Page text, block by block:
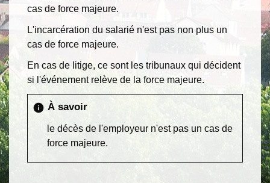
cas de force majeure.
L'incarcération du salarié n'est pas non plus un
cas de force majeure.
En cas de litige, ce sont les tribunaux qui décident
si l'événement relève de la force majeure.
info À savoir
le décès de l'employeur n'est pas un cas de
force majeure.